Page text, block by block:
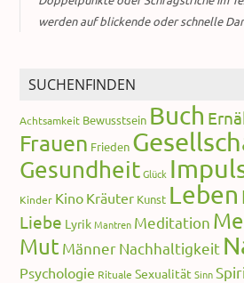
werden auf blickende oder schnelle
SUCHENFINDEN
Achtsamkeit Bewusstsein Buch
Frauen Frieden
Gesundheit Glück
Kinder Kino Kräuter Kunst Leben
Liebe Lyrik Mantren Meditation
Mut MännerNachhaltigkeit
Psychologie Rituale Sexualität Sinn